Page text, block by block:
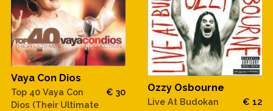
Vaya Con Dios
Top 40 Vaya Con
Dios (Their Ultimate
€ 30 Ozzy Osbourne
Live At Budokan € 12